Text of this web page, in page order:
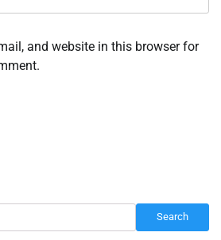
and website in this browser for
Search